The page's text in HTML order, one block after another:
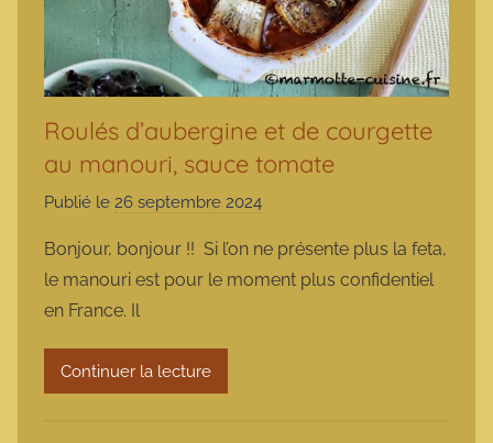
Roulés d’aubergine et de courgette
au manouri, sauce tomate
Publié le 26 septembre 2024
r
m
Bonjour, bonjour !! Si l’on ne présente plus la feta,
le manouri est pour le moment plus confidentiel
en France. Il
Continuer la lecture